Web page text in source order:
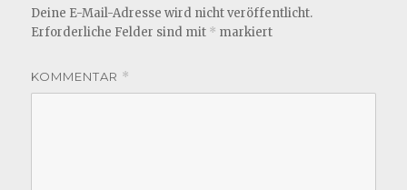
Deine E-Mail-Adresse wird nicht veröffentlicht.
Erforderliche Felder sind mit * markiert
KOMMENTAR *